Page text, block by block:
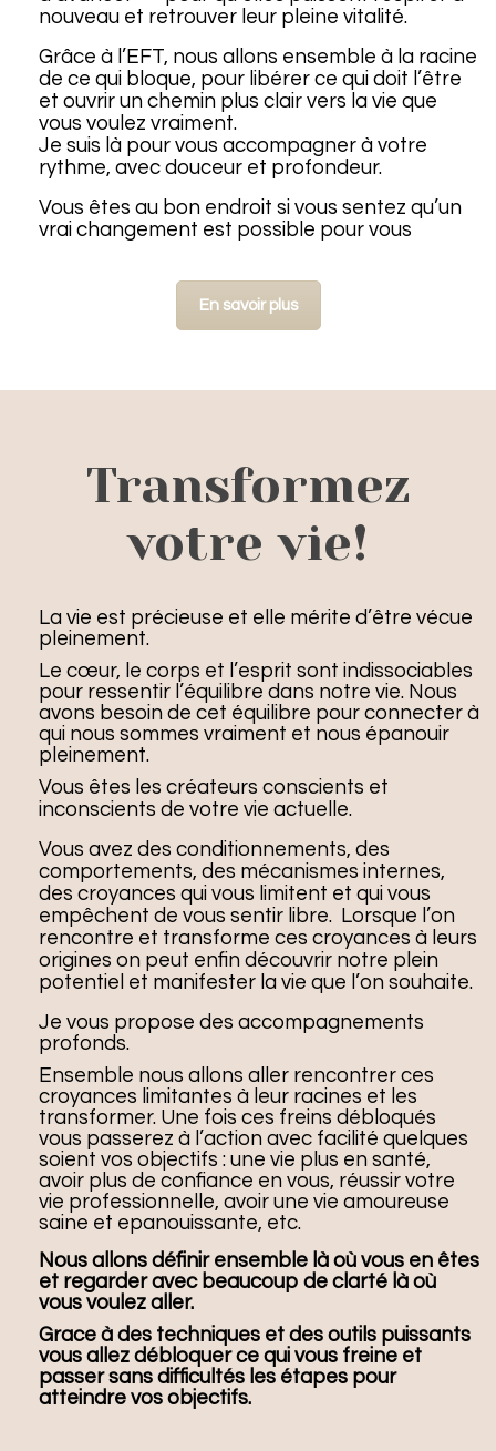
nouveau et retrouver leur pleine vitalité.
Grâce à l’EFT, nous allons ensemble à la racine
de ce qui bloque, pour libérer ce qui doit l’être
et ouvrir un chemin plus clair vers la vie que
vous voulez vraiment.
Je suis là pour vous accompagner à votre
rythme, avec douceur et profondeur.
Vous êtes au bon endroit si vous sentez qu’un
vrai changement est possible pour vous
En savoir plus
Transformez
votre vie!
La vie est précieuse et elle mérite d’être vécue
pleinement.
Le cœur, le corps et l’esprit sont indissociables
pour ressentir l’équilibre dans notre vie. Nous
avons besoin de cet équilibre pour connecter à
qui nous sommes vraiment et nous épanouir
pleinement.
Vous êtes les créateurs conscients et
inconscients de votre vie actuelle.
Vous avez des conditionnements, des
comportements, des mécanismes internes,
des croyances qui vous limitent et qui vous
empêchent de vous sentir libre. Lorsque l’on
rencontre et transforme ces croyances à leurs
origines on peut enfin découvrir notre plein
potentiel et manifester la vie que l’on souhaite.
Je vous propose des accompagnements
profonds.
Ensemble nous allons aller rencontrer ces
croyances limitantes à leur racines et les
transformer. Une fois ces freins débloqués
vous passerez à l’action avec facilité quelques
soient vos objectifs : une vie plus en santé,
avoir plus de confiance en vous, réussir votre
vie professionnelle, avoir une vie amoureuse
saine et epanouissante, etc.
Nous allons définir ensemble là où vous en êtes
et regarder avec beaucoup de clarté là où
vous voulez aller.
Grace à des techniques et des outils puissants
vous allez débloquer ce qui vous freine et
passer sans difficultés les étapes pour
atteindre vos objectifs.